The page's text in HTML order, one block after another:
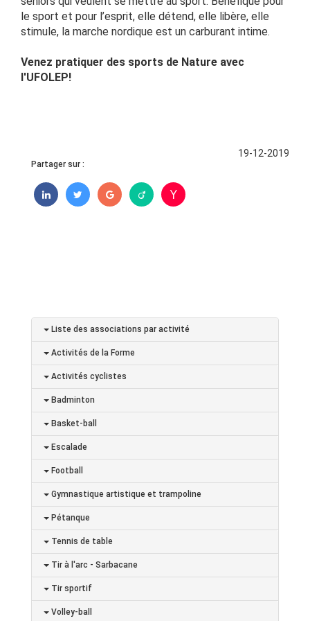
le sport et pour l’esprit, elle détend, elle libère, elle
stimule, la marche nordique est un carburant intime.
Venez pratiquer des sports de Nature avec
l'UFOLEP!
19-12-2019
Partager sur :
Liste des associations par activité
Activités de la Forme
Activités cyclistes
Badminton
Basket-ball
Escalade
Football
Gymnastique artistique et trampoline
Pétanque
Tennis de table
Tir à l'arc - Sarbacane
Tir sportif
Volley-ball